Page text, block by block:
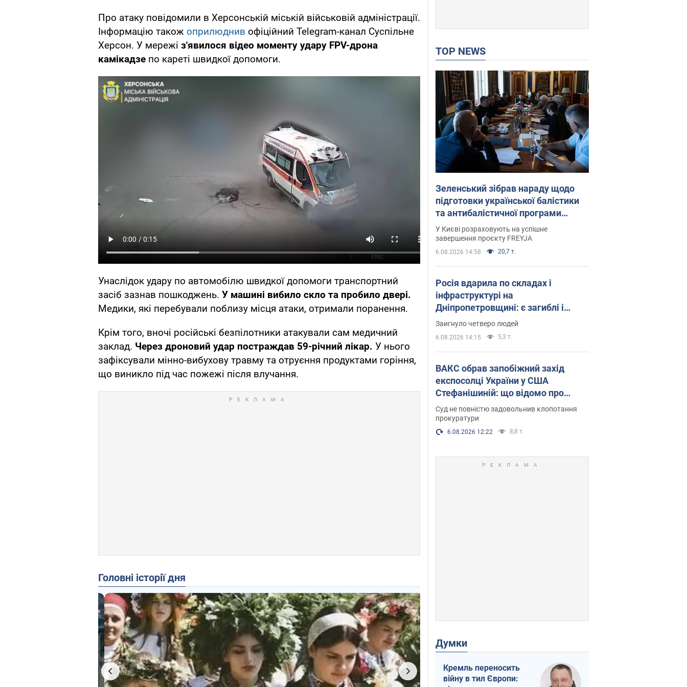
Про атаку повідомили в Херсонській міській військовій адміністрації.
Інформацію також оприлюднив офіційний Telegram-канал Суспільне
Херсон. У мережі з'явилося відео моменту удару FPV-дрона
камікадзе по кареті швидкої допомоги.
Унаслідок удару по автомобілю швидкої допомоги транспортний
засіб зазнав пошкоджень. У машині вибило скло та пробило двері.
Медики, які перебували поблизу місця атаки, отримали поранення.
Крім того, вночі російські безпілотники атакували сам медичний
заклад. Через дроновий удар постраждав 59-річний лікар. У нього
зафіксували мінно-вибухову травму та отруєння продуктами горіння,
що виникло під час пожежі після влучання.
Головні історії дня
TOP NEWS
Зеленський зібрав нараду щодо
підготовки української балістики
та антибалістичної програми
FREYJA: які рішення готуються
У Києві розраховують на успішне
завершення проєкту FREYJA
6.08.2026 14:58 20,7 т.
Росія вдарила по складах і
інфраструктурі на
Дніпропетровщині: є загиблі і
поранені. Фото
Заигнуло четверо людей
6.08.2026 14:15 5,3 т.
ВАКС обрав запобіжний захід
експосолці України у США
Стефанішиній: що відомо про
справу
Суд не повністю задовольнив клопотання
прокуратури
6.08.2026 12:22 8,8 т.
Думки
Кремль переносить
війну в тил Європи: